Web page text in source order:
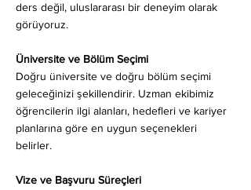
ders değil, uluslararası bir deneyim olarak
görüyoruz.
Üniversite ve Bölüm Seçimi
Doğru üniversite ve doğru bölüm seçimi
geleceğinizi şekillendirir. Uzman ekibimiz
öğrencilerin ilgi alanları, hedefleri ve kariyer
planlarına göre en uygun seçenekleri
belirler.
Vize ve Başvuru Süreçleri